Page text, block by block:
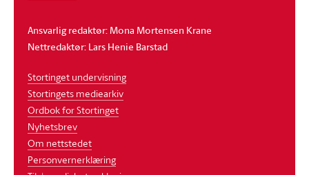
Ansvarlig redaktør: Mona Mortensen Krane
Nettredaktør: Lars Henie Barstad
Stortinget undervisning
Stortingets mediearkiv
Ordbok for Stortinget
Nyhetsbrev
Om nettstedet
Personvernerklæring